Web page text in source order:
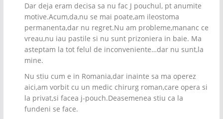
Dar deja eram decisa sa nu fac J pouchul, pt anumite
motive.Acum,da,nu se mai poate,am ileostoma
permanenta,dar nu regret.Nu am probleme,mananc ce
vreau,nu iau pastile si nu sunt prizoniera in baie. Ma
asteptam la tot felul de inconveniente…dar nu sunt,la
mine.
Nu stiu cum e in Romania,dar inainte sa ma operez
aici,am vorbit cu un medic chirurg roman,care opera si
la privat,si facea j-pouch.Deasemenea stiu ca la
fundeni se face.